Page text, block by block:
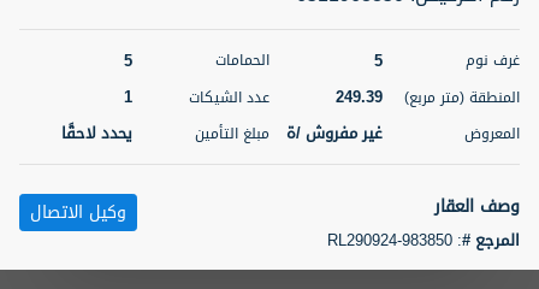
1
71.39
مفروش/ ة 2
اسم الوسيط
ABDEMANAF EQBALBHAI KHANBHAI
KHANBHAI EQBALBHAI SIRAJUDDIN
أتصل
الأن
5 أشهر +
غرف نوم 5 الحمامات 5
المنطقة (متر مربع) 249.39 عدد الشيكات 1
المعروض غير مفروش /ة مبلغ التأمين يحدد لاحقًا
وصف العقار
المرجع #:
RL290924-983850
وكيل الاتصال تصفية خريطة